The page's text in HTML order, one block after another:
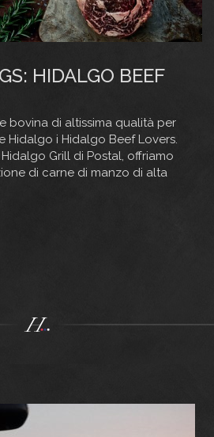
HIDALGO BEEF
bovina di altissima qualità per
Hidalgo i Hidalgo Beef Lovers.
Grill di Postal, offriamo
di carne di manzo di alta